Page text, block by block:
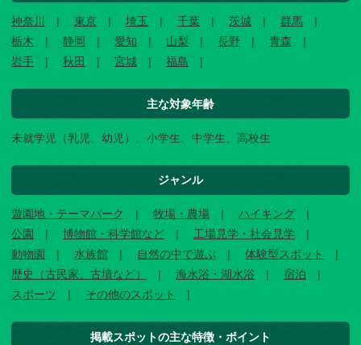
神奈川 東京 埼玉 千葉 茨城
群馬
栃木
静岡 愛知 山梨 長野
青森
岩手
秋田 宮城 福島
主な対象年齢
未就学児（乳児、幼児）、小学生、中学生、高校生
ジャンル
遊園地・テーマパーク 牧場・農場
ハイキング
公園
博物館・科学館など
工場見学・社会見学
動物園
水族館 自然の中で遊ぶ
体験型スポット
歴史（古民家、古墳など）
海水浴・湖水浴
宿泊
スポーツ
その他のスポット
掲載スポットの主な特徴・ポイント